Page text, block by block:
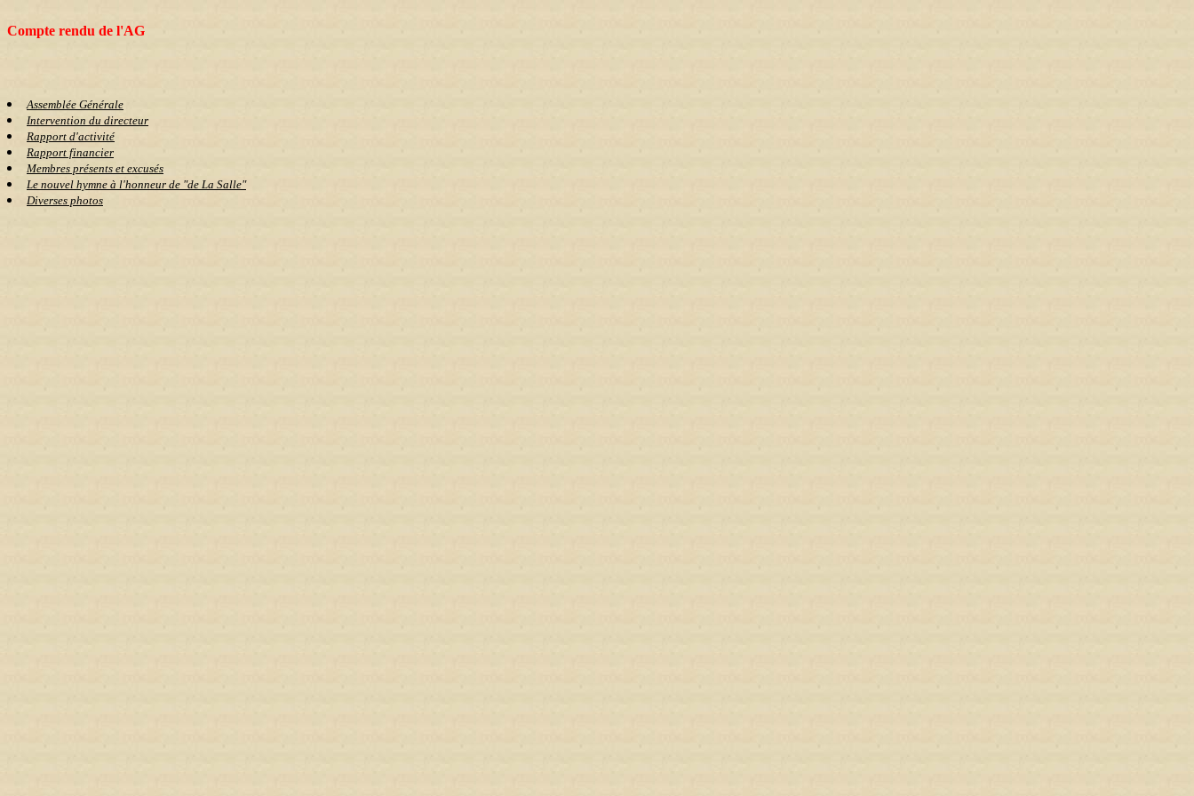
Compte rendu de l'AG
Assemblée Générale
Intervention du directeur
Rapport d'activité
Rapport financier
Membres présents et excusés
Le nouvel hymne à l'honneur de "de La Salle"
Diverses photos